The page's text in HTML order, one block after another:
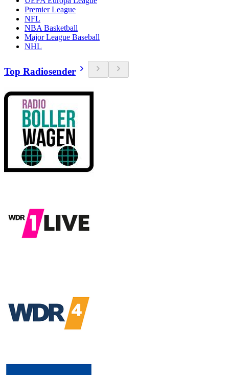
Premier League
NFL
NBA Basketball
Major League Baseball
NHL
Top Radiosender